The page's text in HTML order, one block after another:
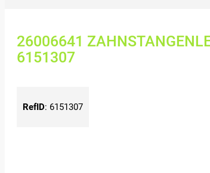
26006641
6151307
RefID: 6151307